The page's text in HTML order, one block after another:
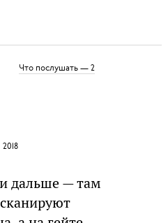
Что послушать — 2
2018
дальше — там